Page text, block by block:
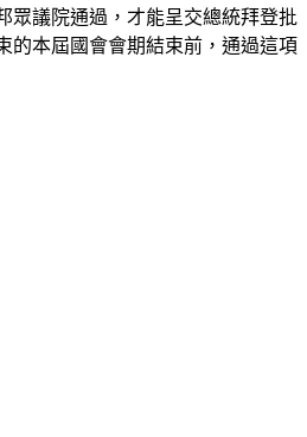
眾議院通過，才能呈交總統拜登批
的本屆國會會期結束前，通過這項